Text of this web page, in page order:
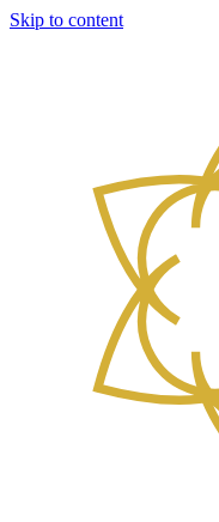
Skip to content